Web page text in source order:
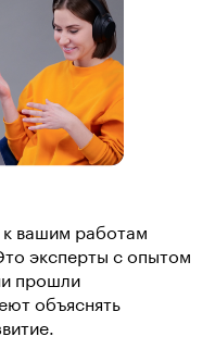
к вашим работам
эксперты с опытом
прошли
объяснять